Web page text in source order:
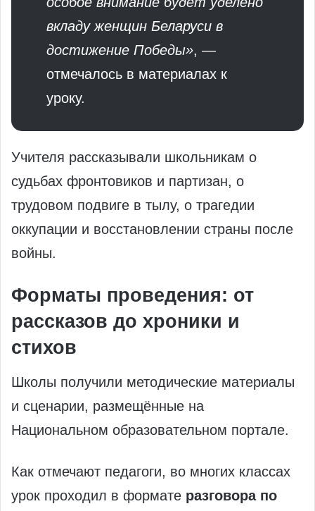
вкладу женщин Беларуси в
достижение Победы», —
отмечалось в материалах к
уроку.
Учителя рассказывали школьникам о
судьбах фронтовиков и партизан, о
трудовом подвиге в тылу, о трагедии
оккупации и восстановлении страны после
войны.
Форматы проведения: от
рассказов до хроники и
стихов
Школы получили методические материалы
и сценарии, размещённые на
Национальном образовательном портале.
Как отмечают педагоги, во многих классах
урок проходил в формате разговора по